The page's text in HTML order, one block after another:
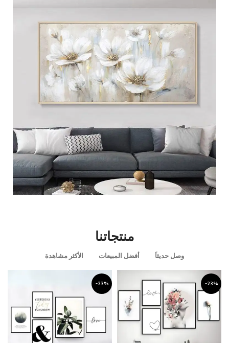
عرض المزيد
منتجاتنا
وصل حديثاَ أفضل المبيعات الأكثر مشاهدة
-23%
-23%